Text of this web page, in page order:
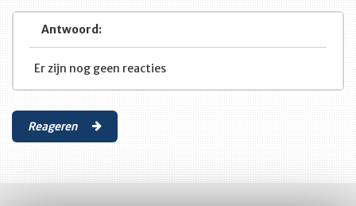
Antwoord:
Er zijn nog geen reacties
Reageren